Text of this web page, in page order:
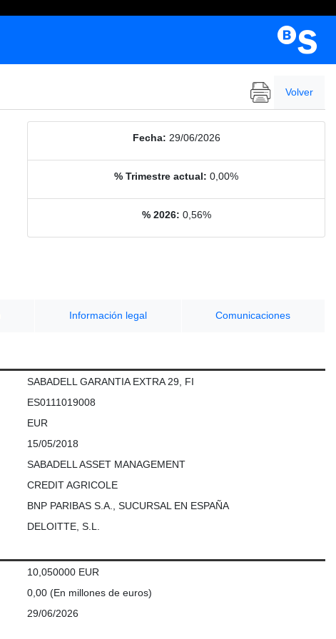
Volver
Fecha: 29/06/2026
% Trimestre actual: 0,00%
% 2026: 0,56%
Información legal Comunicaciones
SABADELL GARANTIA EXTRA 29, FI
ES0111019008
EUR
15/05/2018
SABADELL ASSET MANAGEMENT
CREDIT AGRICOLE
BNP PARIBAS S.A., SUCURSAL EN ESPAÑA
DELOITTE, S.L.
10,050000 EUR
0,00 (En millones de euros)
29/06/2026